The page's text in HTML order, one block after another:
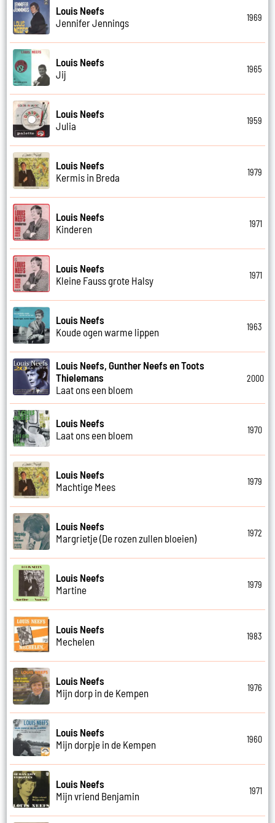
Louis Neefs
Jennifer Jennings
1969
Louis Neefs
Jij
1965
Louis Neefs
Julia
1959
Louis Neefs
Kermis in Breda
1979
Louis Neefs
Kinderen
1971
Louis Neefs
Kleine Fauss grote Halsy
1971
Louis Neefs
Koude ogen warme lippen
1963
Louis Neefs, Gunther Neefs en Toots
Thielemans
Laat ons een bloem
2000
Louis Neefs
Laat ons een bloem
1970
Louis Neefs
Machtige Mees
1979
Louis Neefs
Margrietje (De rozen zullen bloeien)
1972
Louis Neefs
Martine
1979
Louis Neefs
Mechelen
1983
Louis Neefs
Mijn dorp in de Kempen
1976
Louis Neefs
Mijn dorpje in de Kempen
1960
Louis Neefs
Mijn vriend Benjamin
1971